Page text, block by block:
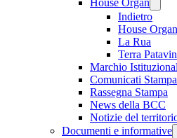
House Organ
Indietro
House Organ
La Rua
Terra
Marchio
Comunicati Stampa
Rassegna Stampa
News della BCC
Notizie del
Documenti e informative